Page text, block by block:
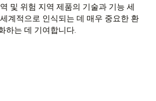
및 위험 지역 제품의 기술과 기능 세
계적으로 인식되는 데 매우 중요한 환
하는 데 기여합니다.